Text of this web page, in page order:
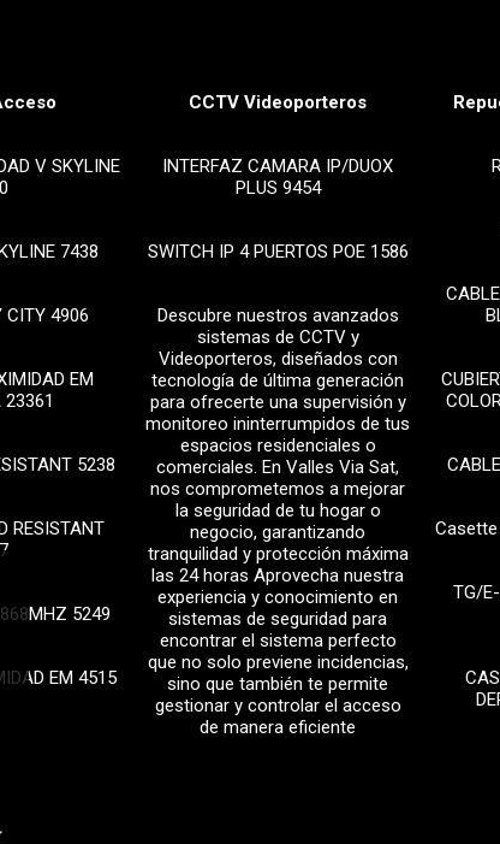
V SKYLINE
7438
CITY 4906
EM
23361
5238
RESISTANT
5249
EM 4515
CCTV Videoporteros
INTERFAZ CAMARA IP/DUOX
PLUS 9454
SWITCH IP 4 PUERTOS POE 1586
Descubre nuestros avanzados
sistemas de CCTV y
Videoporteros, diseñados con
tecnología de última generación
para ofrecerte una supervisión y
monitoreo ininterrumpidos de tus
espacios residenciales o
comerciales. En Valles Via Sat,
nos comprometemos a mejorar
la seguridad de tu hogar o
negocio, garantizando
tranquilidad y protección máxima
las 24 horas Aprovecha nuestra
experiencia y conocimiento en
sistemas de seguridad para
encontrar el sistema perfecto
que no solo previene incidencias,
sino que también te permite
gestionar y controlar el acceso
de manera eficiente
TG/